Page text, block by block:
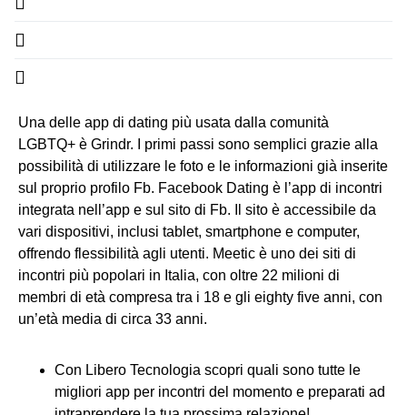
Una delle app di dating più usata dalla comunità
LGBTQ+ è Grindr. I primi passi sono semplici grazie alla
possibilità di utilizzare le foto e le informazioni già inserite
sul proprio profilo Fb. Facebook Dating è l’app di incontri
integrata nell’app e sul sito di Fb. Il sito è accessibile da
vari dispositivi, inclusi tablet, smartphone e computer,
offrendo flessibilità agli utenti. Meetic è uno dei siti di
incontri più popolari in Italia, con oltre 22 milioni di
membri di età compresa tra i 18 e gli eighty five anni, con
un’età media di circa 33 anni.
Con Libero Tecnologia scopri quali sono tutte le
migliori app per incontri del momento e preparati ad